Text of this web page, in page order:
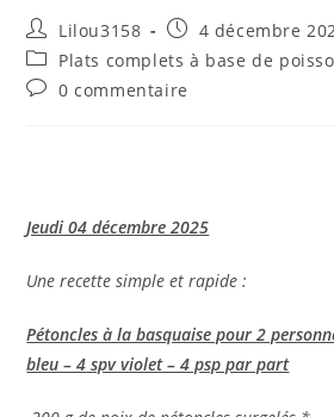
Auteur/autrice
de
la
publication :
Lilou3158
Publication
publiée :
4 décembre
Post
category:
Plats complets à base de
Commentaires
0 commentaire
Jeudi 04 décembre 2025
Une recette simple et rapide :
Pétoncles à la basquaise pour 2
bleu – 4 spv violet – 4 psp par part